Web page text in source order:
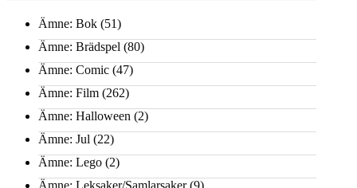
Ämne: Bok (51)
Ämne: Brädspel (80)
Ämne: Comic (47)
Ämne: Film (262)
Ämne: Halloween (2)
Ämne: Jul (22)
Ämne: Lego (2)
Ämne: Leksaker/Samlarsaker(9)